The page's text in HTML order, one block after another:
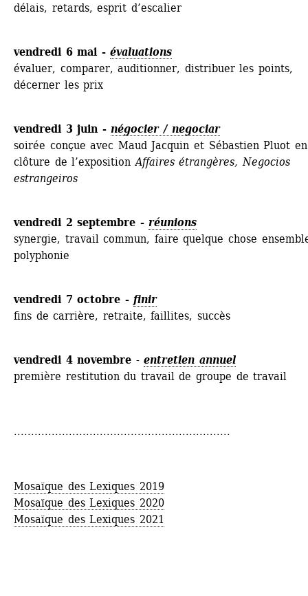
délais, retards, esprit d’escalier
vendredi 6 mai - évaluations
évaluer, comparer, auditionner, distribuer les points,
décerner les prix
vendredi 3 juin - négocier / negociar
soirée conçue avec Maud Jacquin et Sébastien Pluot en
clôture de l’exposition Affaires étrangères, Negocios
estrangeiros
vendredi 2 septembre - réunions
synergie, travail commun, faire quelque chose
polyphonie
vendredi 7 octobre - finir
fins de carrière, retraite, faillites, succès
vendredi 4 novembre - entretien annuel
première restitution du travail de groupe de travail
...............................................................
Mosaïque des Lexiques 2019
Mosaïque des Lexiques 2020
Mosaïque des Lexiques 2021